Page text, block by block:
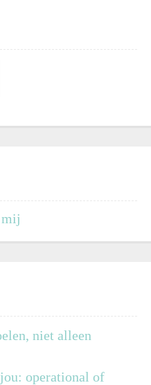
niet alleen
operational of